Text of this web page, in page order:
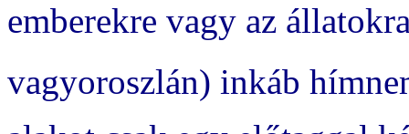
emberekre vagy az
vagyoroszlán) inkáb